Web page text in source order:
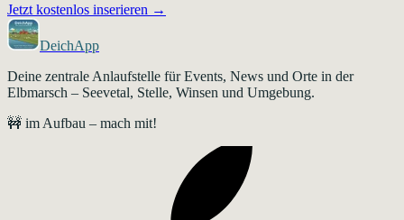
Jetzt kostenlos inserieren →
DeichApp
Deine zentrale Anlaufstelle für Events, News und Orte in der
Elbmarsch – Seevetal, Stelle, Winsen und Umgebung.
🚧 im Aufbau – mach mit!